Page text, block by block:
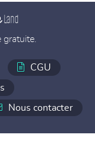
Land
gratuite.
CGU
Nous contacter